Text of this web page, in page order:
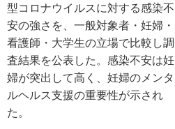
型コロナウイルスに対する感染不
安の強さを、一般対象者・妊婦・
看護師・大学生の立場で比較し調
査結果を公表した。感染不安は妊
婦が突出して高く、妊婦のメンタ
ルヘルス支援の重要性が示され
た。